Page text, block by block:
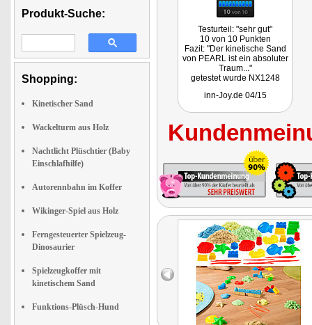
Produkt-Suche:
Shopping:
Kinetischer Sand
Wackelturm aus Holz
Nachtlicht Plüschtier (Baby
Einschlafhilfe)
Autorennbahn im Koffer
Wikinger-Spiel aus Holz
Ferngesteuerter Spielzeug-
Dinosaurier
Spielzeugkoffer mit
kinetischem Sand
Funktions-Plüsch-Hund
Testurteil: "sehr gut"
10 von 10 Punkten
Fazit: "Der kinetische Sand
von PEARL ist ein absoluter
Traum..."
getestet wurde NX1248
inn-Joy.de 04/15